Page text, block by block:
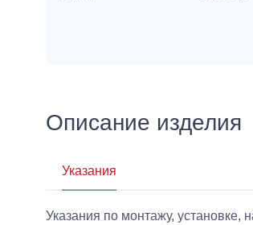
Описание изделия
Указания
Указания по монтажу,